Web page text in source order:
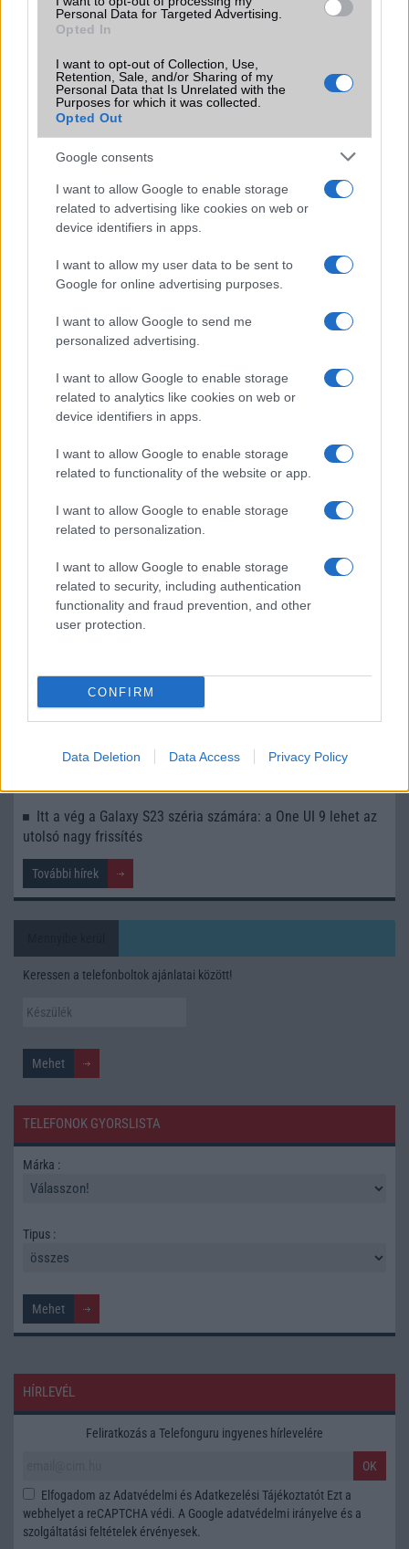
Personal Data for Targeted Advertising.
Opted In
I want to opt-out of Collection, Use,
Retention, Sale, and/or Sharing of my
Personal Data that Is Unrelated with the
Purposes for which it was collected.
Opted Out
Google consents
I want to allow Google to enable storage
related to advertising like cookies on web or
device identifiers in apps.
I want to allow my user data to be sent to
Google for online advertising purposes.
I want to allow Google to send me
personalized advertising.
I want to allow Google to enable storage
related to analytics like cookies on web or
device identifiers in apps.
I want to allow Google to enable storage
related to functionality of the website or app.
I want to allow Google to enable storage
related to personalization.
I want to allow Google to enable storage
related to security, including authentication
functionality and fraud prevention, and other
user protection.
CONFIRM
Data Deletion Data Access Privacy Policy
modellekre
választás?
Vége a Tizen-korszaknak: a Samsung megszünteti a Galaxy
Watch Tizen támogatását
Android 16 titkos dupla koppintás trükk: így szerkesztheted
Brutális árzuhanás: ennyiért még sosem volt ilyen olcsó a
Samsung Galaxy Watch 8
Új Pixel kiegészítő jelent meg: egy dokkolóval töltheted a
telefonod, az órád és a fülhallgatód
Akciózni kezdte a Pixel 10 tokokat a Google – közeleg a
Pixel 11 bemutatója
LEGOLVASOTTABBAK
UI 9 frissítésből – itt a lista az érintett modellekről
Apple az új csúcsmobilokról
Az Android rejtett automatizmusai: hat funkció, amely
észrevétlenül könnyíti meg a mindennapokat
Nem biztos, hogy érdemes kivárni az iPhone 18 Prot
kamerás funkcióját
Itt a vég a Galaxy S23 széria számára: a One UI 9 lehet az
utolsó nagy frissítés
További hírek
Keressen a telefonboltok ajánlatai között!
TELEFONOK GYORSLISTA
Márka :
Tipus :
HÍRLEVÉL
Feliratkozás a Telefonguru ingyenes hírlevelére
OK
Elfogadom azAdatvédelmi és Adatkezelési Tájékoztatót Ezt a
webhelyet a reCAPTCHA védi. A Google adatvédelmi irányelve és a
szolgáltatási feltételek érvényesek.